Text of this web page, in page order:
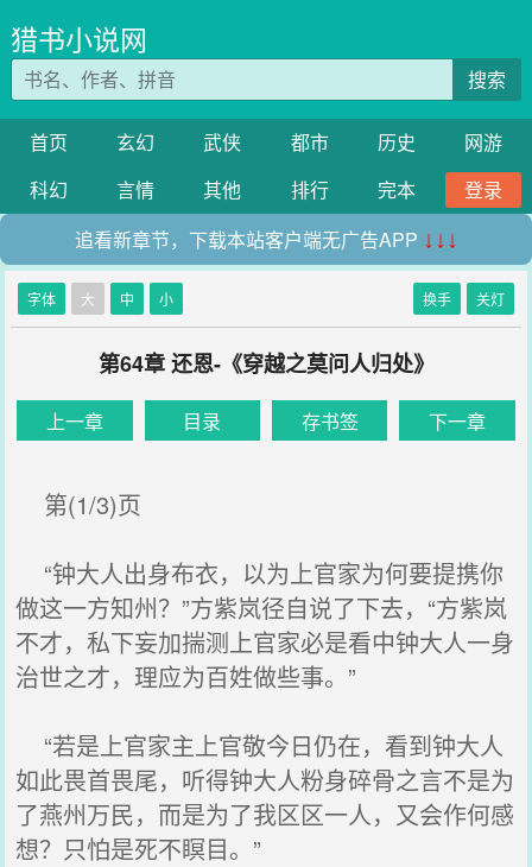
猎书小说网
搜索
首页 玄幻 武侠 都市 历史
网游
科幻
言情 其他 排行 完本
登录
追看新章节，下载本站客户端无广告APP ↓↓↓
字体 大 中 小 换手 关灯
第64章 还恩-《穿越之莫问人归处》
上一章 目录 存书签 下一章
第(1/3)页
“钟大人出身布衣，以为上官家为何要提携你
做这一方知州？”方紫岚径自说了下去，“方紫岚
不才，私下妄加揣测上官家必是看中钟大人一身
治世之才，理应为百姓做些事。”
“若是上官家主上官敬今日仍在，看到钟大人
如此畏首畏尾，听得钟大人粉身碎骨之言不是为
了燕州万民，而是为了我区区一人，又会作何感
想？只怕是死不瞑目。”